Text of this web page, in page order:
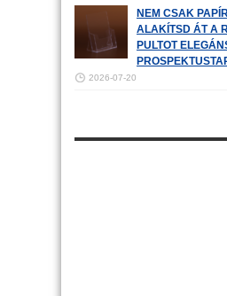
NEM CSAK
ALAKÍTSD ÁT A
PULTOT
2026-07-20